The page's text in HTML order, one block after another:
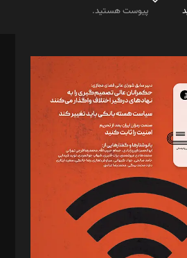
پیوست هستید.
رجبی
ایپکچی
برهمند، یسنا امان‌پور، سروش کرمیان،
رجبی، زهرا فکرانه، فائزه فتحی